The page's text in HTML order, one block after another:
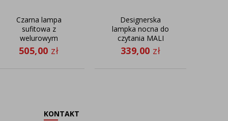
Czarna lampa
sufitowa z
welurowym
abażurem RIO
VELUR
505,00 zł
Designerska
lampka nocna do
czytania MALI
VELUR
339,00 zł
KONTAKT